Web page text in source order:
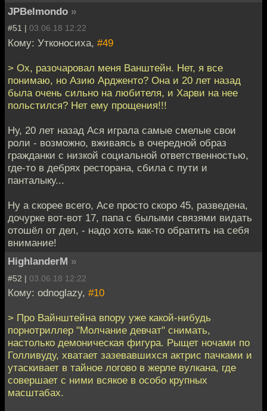
JPBelmondo »
#51 | 03.06.18 12:22
Кому: Утконосиха, #49
> Ох, разочаровал меня Ванштейн. Нет, я все
понимаю, но Азию Ардженто? Она и 20 лет назад
была очень сильно на любителя, и Харви на нее
польстился? Нет ему прощения!!!
Ну, 20 лет назад Ася играла самые смелые свои
роли - возможно, вживаясь в очередной образ
гражданки с низкой социальной ответственностью,
где-то в дебрях ресторана, сбила с пути и
панталыку...
Ну а скорее всего, Асе просто скоро 45, разведена,
дочурке вот-вот 17, папа с былыми связями видать
отошёл от дел, - надо хоть как-то обратить на себя
внимание!
HighlanderM »
#52 | 03.06.18 12:22
Кому: odnoglazy, #10
> Про Вайнштейна впору уже какой-нибудь
порнотриллер "Молчание девчат" снимать,
настолько демоническая фигура. Рыщет ночами по
Голливуду, хватает зазевавшихся актрис пачками и
утаскивает в тайное логово в жерле вулкана, где
совершает с ними всякое в особо крупных
масштабах.